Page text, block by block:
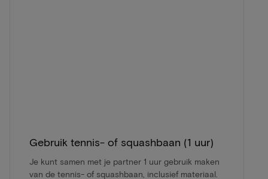
Gebruik tennis- of squashbaan (1 uur)
Je kunt samen met je partner 1 uur gebruik maken
van de tennis- of squashbaan, inclusief materiaal.